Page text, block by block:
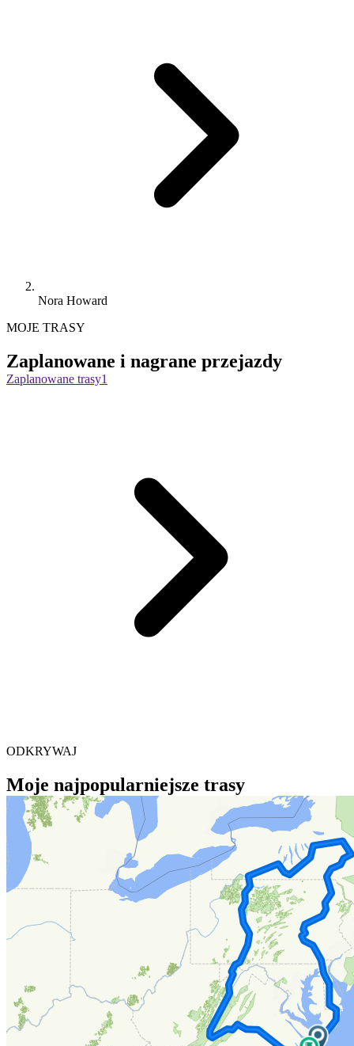
Nora Howard
MOJE TRASY
Zaplanowane i nagrane przejazdy
Zaplanowane trasy1
ODKRYWAJ
Moje najpopularniejsze trasy